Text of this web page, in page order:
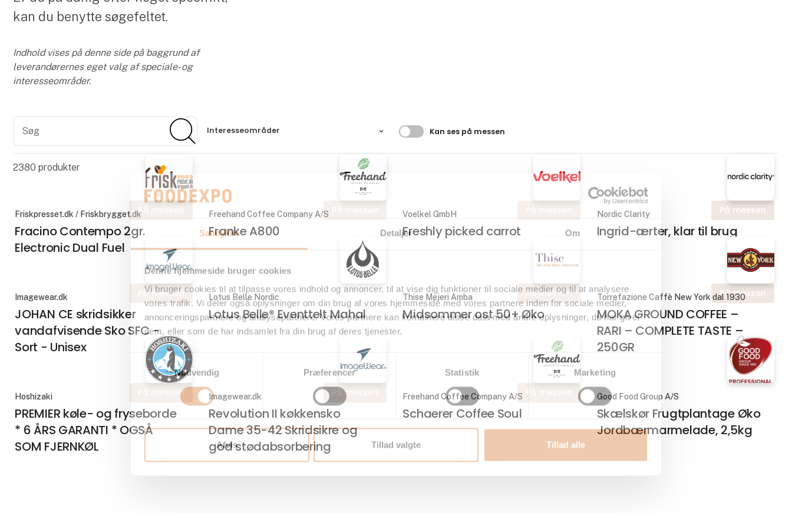
Samtykke Detaljer Om
Denne hjemmeside bruger cookies
Vi bruger cookies til at tilpasse vores indhold og annoncer, til at vise dig funktioner til sociale medier og til at analysere
vores trafik. Vi deler også oplysninger om din brug af vores hjemmeside med vores partnere inden for sociale medier,
annonceringspartnere og analysepartnere. Vores partnere kan kombinere disse data med andre oplysninger, du har givet
dem, eller som de har indsamlet fra din brug af deres tjenester.
Samtykkevalg
Nødvendig
Præferencer Statistik Marketing
Afvis Tillad valgte Tillad alle
kan du benytte søgefeltet.
Indhold vises på denne side på baggrund af
leverandørernes eget valg af speciale- og
interesseområder.
Søg
Interesseområder Filtrer resultater
Kan ses på messen
2380 produkter
På messen
Friskpresset.dk / Friskbrygget.dk
Fracino Contempo 2gr.
Electronic Dual Fuel
På messen
Freehand Coffee Company A/S
Franke A800
På messen
Voelkel GmbH
Freshly picked carrot
På messen
Nordic Clarity
Ingrid-ærter, klar til brug
På messen
Imagewear.dk
JOHAN CE skridsikker
vandafvisende Sko SFC -
Sort - Unisex
Lotus Belle Nordic
Lotus Belle® Eventtelt Mahal
På messen
Thise Mejeri Amba
Midsommer ost 50+ Øko
På messen
Torrefazione Caffè New York dal 1930
MOKA GROUND COFFEE –
RARI – COMPLETE TASTE –
250GR
På messen
Hoshizaki
PREMIER køle- og fryseborde
* 6 ÅRS GARANTI * OGSÅ
SOM FJERNKØL
På messen
Imagewear.dk
Revolution II køkkensko
Dame 35-42 Skridsikre og
god stødabsorbering
Freehand Coffee Company A/S
Schaerer Coffee Soul
Good Food Group A/S
Skælskør Frugtplantage Øko
Jordbærmarmelade, 2,5kg